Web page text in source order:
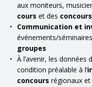
aux moniteurs,
cours et des concours
Communication et
événements/
groupes
À l’avenir, les données
condition préalable à l‘
concours régionaux